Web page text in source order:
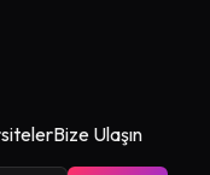
Bize Ulaşın